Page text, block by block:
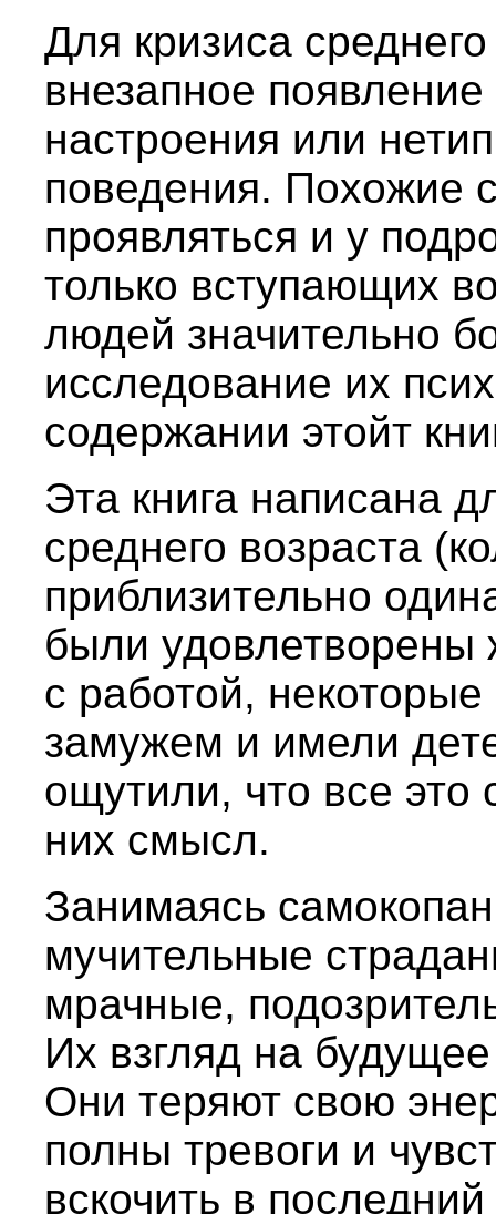
Для кризиса
внезапное
настроения или
поведения. Похожие
проявляться и у
только вступающих
людей значительно
исследование их
содержании этойт
Эта книга написана
среднего возраста
приблизительно
были
с работой,
замужем и имели
ощутили, что все это
них смысл.
Занимаясь
мучительные
мрачные,
Их взгляд на
Они теряют свою
полны тревоги и
вскочить в